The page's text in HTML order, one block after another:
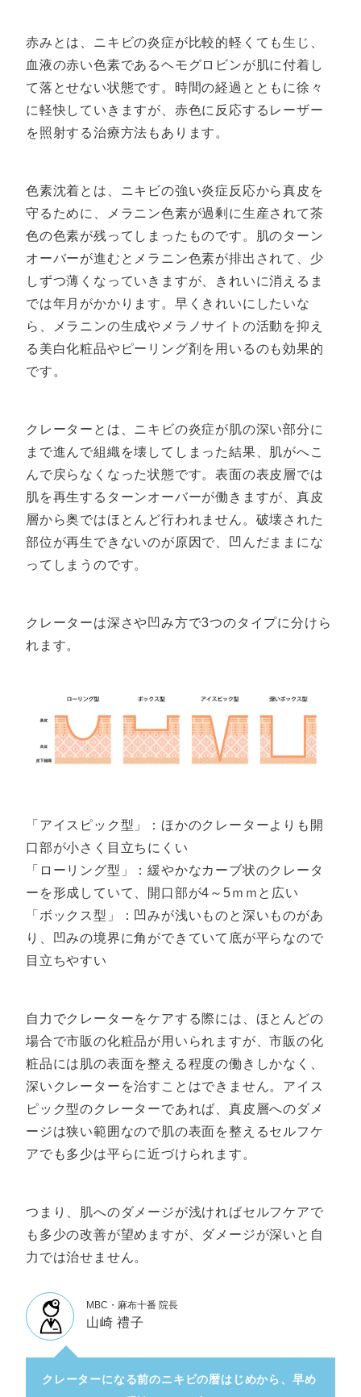
赤みとは、ニキビの炎症が比較的軽くても生じ、
血液の赤い色素であるヘモグロビンが肌に付着し
て落とせない状態です。時間の経過とともに徐々
に軽快していきますが、赤色に反応するレーザー
を照射する治療方法もあります。
色素沈着とは、ニキビの強い炎症反応から真皮を
守るために、メラニン色素が過剰に生産されて茶
色の色素が残ってしまったものです。肌のターン
オーバーが進むとメラニン色素が排出されて、少
しずつ薄くなっていきますが、きれいに消えるま
では年月がかかります。早くきれいにしたいな
ら、メラニンの生成やメラノサイトの活動を抑え
る美白化粧品やピーリング剤を用いるのも効果的
です。
クレーターとは、ニキビの炎症が肌の深い部分に
まで進んで組織を壊してしまった結果、肌がへこ
んで戻らなくなった状態です。表面の表皮層では
肌を再生するターンオーバーが働きますが、真皮
層から奥ではほとんど行われません。破壊された
部位が再生できないのが原因で、凹んだままにな
ってしまうのです。
クレーターは深さや凹み方で3つのタイプに分けら
れます。
「アイスピック型」：ほかのクレーターよりも開
口部が小さく目立ちにくい
「ローリング型」：緩やかなカーブ状のクレータ
ーを形成していて、開口部が4～5ｍｍと広い
「ボックス型」：凹みが浅いものと深いものがあ
り、凹みの境界に角ができていて底が平らなので
目立ちやすい
自力でクレーターをケアする際には、ほとんどの
場合で市販の化粧品が用いられますが、市販の化
粧品には肌の表面を整える程度の働きしかなく、
深いクレーターを治すことはできません。アイス
ピック型のクレーターであれば、真皮層へのダメ
ージは狭い範囲なので肌の表面を整えるセルフケ
アでも多少は平らに近づけられます。
つまり、肌へのダメージが浅ければセルフケアで
も多少の改善が望めますが、ダメージが深いと自
力では治せません。
MBC・麻布十番 院長
山崎 禮子
クレーターになる前のニキビの暦はじめから、早め